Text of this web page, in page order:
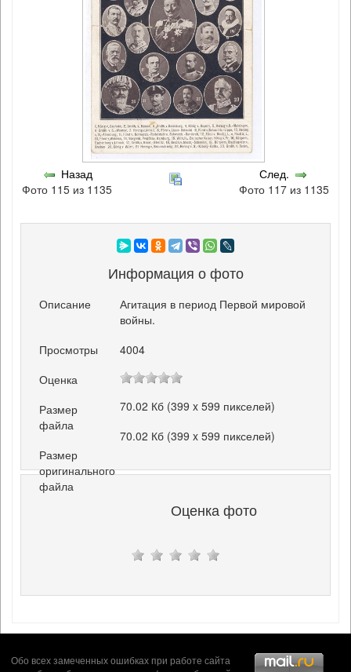
Назад
Фото 115 из 1135
След.
Фото 117 из 1135
Информация о фото
Описание
Агитация в период Первой мировой
войны.
Просмотры
4004
Оценка
Размер
файла
70.02 Кб (399 x 599 пикселей)
Размер
оригинального
файла
70.02 Кб (399 x 599 пикселей)
Оценка фото
Обо всех замеченных ошибках при работе сайта